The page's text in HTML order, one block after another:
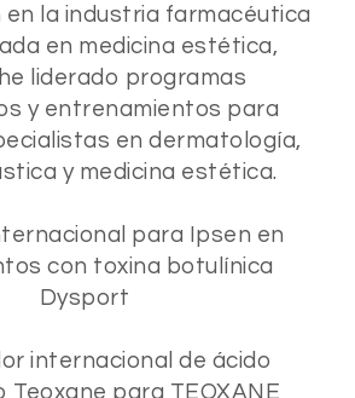
la industria farmacéutica
en medicina estética,
liderado programas
y entrenamientos para
en dermatología,
y medicina estética.
para Ipsen en
con toxina botulínica
Dysport
internacional de ácido
Teoxane para TEOXANE